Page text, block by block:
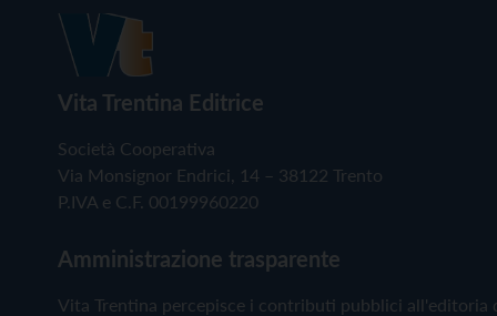
Vita Trentina Editrice
Società Cooperativa
Via Monsignor Endrici, 14 – 38122 Trento
P.IVA e C.F. 00199960220
Amministrazione trasparente
Vita Trentina percepisce i contributi pubblici all'editoria